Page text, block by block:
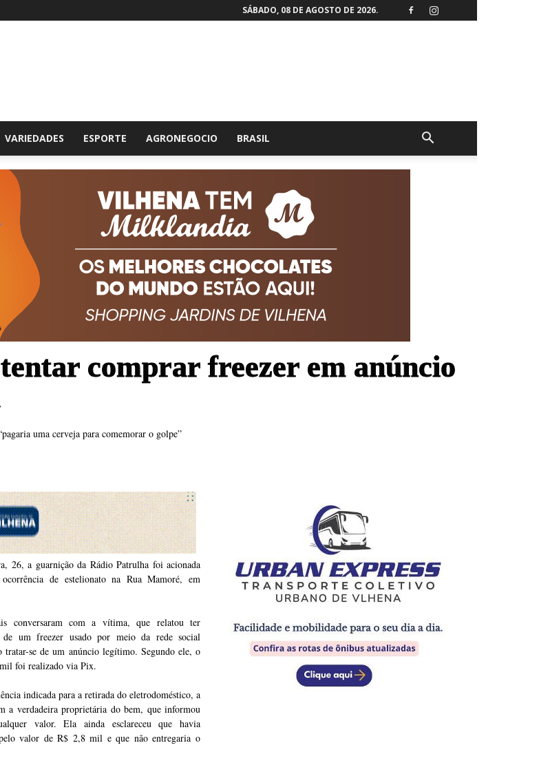
SÁBADO, 08 DE AGOSTO DE 2026.
VARIEDADES ESPORTE AGRONEGOCIO BRASIL
comprar freezer em anúncio
uma cerveja para comemorar o golpe”
26, a guarnição da Rádio Patrulha foi acionada
de estelionato na Rua Mamoré, em
conversaram com a vítima, que relatou ter
de um freezer usado por meio da rede social
tratar-se de um anúncio legítimo. Segundo ele, o
foi realizado via Pix.
indicada para a retirada do eletrodoméstico, a
a verdadeira proprietária do bem, que informou
valor. Ela ainda esclareceu que havia
valor de R$ 2,8 mil e que não entregaria o